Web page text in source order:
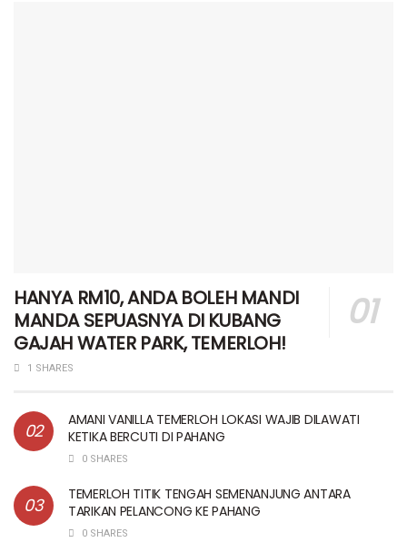
HANYA RM10, ANDA BOLEH MANDI
MANDA SEPUASNYA DI KUBANG
GAJAH WATER PARK, TEMERLOH!
1 SHARES
AMANI VANILLA TEMERLOH LOKASI WAJIB DILAWATI
KETIKA BERCUTI DI PAHANG
0 SHARES
TEMERLOH TITIK TENGAH SEMENANJUNG ANTARA
TARIKAN PELANCONG KE PAHANG
0 SHARES